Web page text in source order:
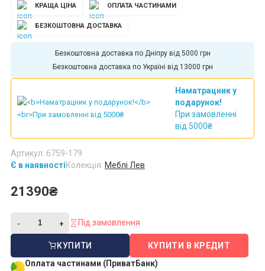
КРАЩА ЦІНА ОПЛАТА ЧАСТИНАМИ
БЕЗКОШТОВНА ДОСТАВКА
Безкоштовна доставка по Дніпру від 5000 грн
Безкоштовна доставка по Україні від 13000 грн
Наматрацник у
подарунок!
При замовленні
від 5000₴
Є в наявностіКолекція: Меблі Лев
Артикул: 6759-179
21390₴
Під замовлення
КУПИТИ
Оплата частинами (ПриватБанк)
КУПИТИ В КРЕДИТ